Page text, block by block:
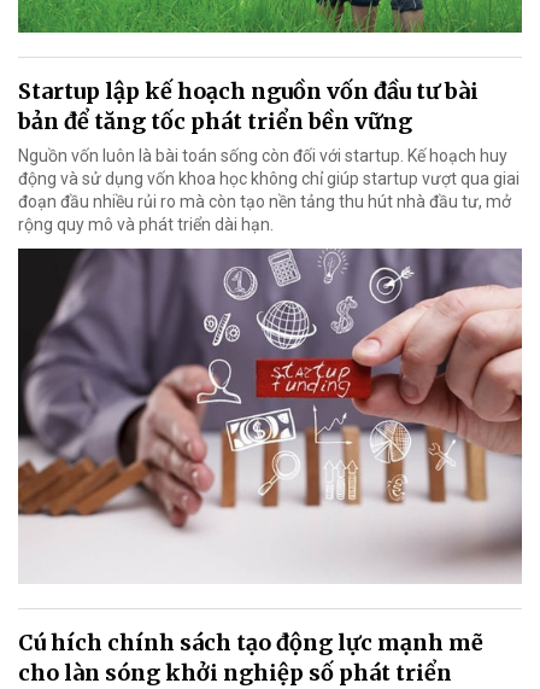
Startup lập kế hoạch nguồn vốn đầu tư bài
bản để tăng tốc phát triển bền vững
Nguồn vốn luôn là bài toán sống còn đối với startup. Kế hoạch huy
động và sử dụng vốn khoa học không chỉ giúp startup vượt qua giai
đoạn đầu nhiều rủi ro mà còn tạo nền tảng thu hút nhà đầu tư, mở
rộng quy mô và phát triển dài hạn.
Cú hích chính sách tạo động lực mạnh mẽ
cho làn sóng khởi nghiệp số phát triển